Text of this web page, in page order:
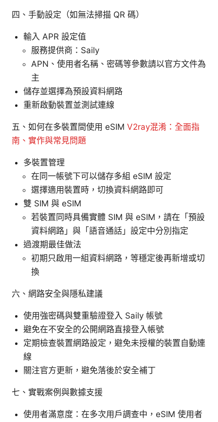
四、手動設定（如無法掃描 QR 碼）
輸入 APR 設定值
服務提供商：Saily
APN、使用者名稱、密碼等參數請以官方文件為
主
儲存並選擇為預設資料網路
重新啟動裝置並測試連線
五、如何在多裝置間使用 eSIM V2ray混淆：全面指
南、實作與常見問題
多裝置管理
在同一帳號下可以儲存多組 eSIM 設定
選擇適用裝置時，切換資料網路即可
雙 SIM 與 eSIM
若裝置同時具備實體 SIM 與 eSIM，請在「預設
資料網路」與「語音通話」設定中分別指定
過渡期最佳做法
初期只啟用一組資料網路，等穩定後再新增或切
換
六、網路安全與隱私建議
使用強密碼與雙重驗證登入 Saily 帳號
避免在不安全的公開網路直接登入帳號
定期檢查裝置網路設定，避免未授權的裝置自動連
線
關注官方更新，避免落後於安全補丁
七、實戰案例與數據支援
使用者滿意度：在多次用戶調查中，eSIM 使用者